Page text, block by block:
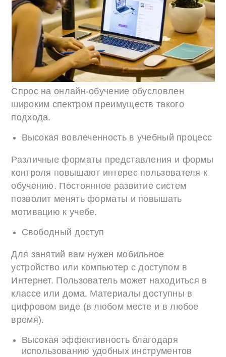
Спрос на онлайн-обучение обусловлен
широким спектром преимуществ такого
подхода.
Высокая вовлеченность в учебный процесс
Различные форматы представления и формы
контроля повышают интерес пользователя к
обучению. Постоянное развитие систем
позволит менять форматы и повышать
мотивацию к учебе.
Свободный доступ
Для занятий вам нужен мобильное
устройство или компьютер с доступом в
Интернет. Пользователь может находиться в
классе или дома. Материалы доступны в
цифровом виде (в любом месте и в любое
время).
Высокая эффективность благодаря
использованию удобных инструментов